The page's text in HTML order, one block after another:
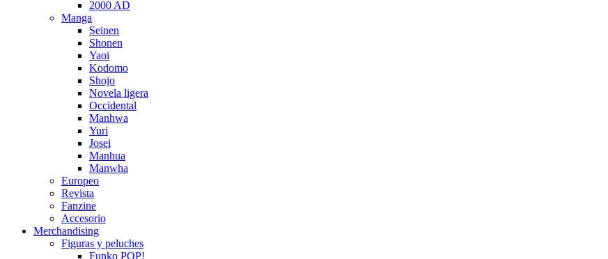
2000 AD
Manga
Seinen
Shonen
Yaoi
Kodomo
Shojo
Novela ligera
Occidental
Manhwa
Yuri
Josei
Manhua
Manwha
Europeo
Revista
Fanzine
Accesorio
Merchandising
Figuras y peluches
Funko POP!